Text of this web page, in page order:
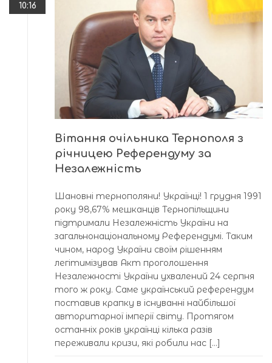
10:16
Вітання очільника Тернополя з
річницею Референдуму за
Незалежність
Шановні тернополяни! Українці! 1 грудня 1991
року 98,67% мешканців Тернопільщини
підтримали Незалежність України на
загальнонаціональному Референдумі. Таким
чином, народ України своїм рішенням
легітимізував Акт проголошення
Незалежності України ухвалений 24 серпня
того ж року. Саме український референдум
поставив крапку в існуванні найбільшої
авторитарної імперії світу. Протягом
останніх років українці кілька разів
переживали кризи, які робили нас […]